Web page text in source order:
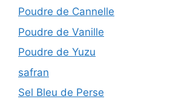
Poudre de Cannelle
Poudre de Vanille
Poudre de Yuzu
safran
Sel Bleu de Perse